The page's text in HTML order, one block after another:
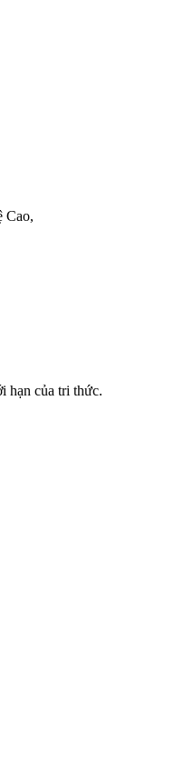
Cao,
hạn của tri thức.